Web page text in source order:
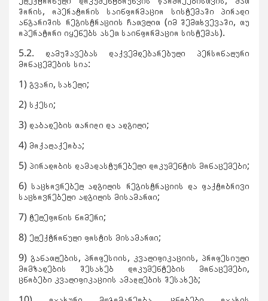
შორის, ოპერატორის საინფორმაციო სისტემაში პირადი
ანგარიშის რეგისტრაციის ჩათვლით (იმ შემთხვევაში, თუ
ოპერატორი იყენებს ასეთ საინფორმაციო სისტემას).
5.2. დამუშავებას დაქვემდებარებული პერსონალური
მონაცემების სია:
1) გვარი, სახელი;
2) სქესი;
3) დაბადების თარიღი და ადგილი;
4) მოქალაქეობა;
5) პირადობის დამადასტურებელი დოკუმენტის მონაცემები;
6) საცხოვრებელ ადგილის რეგისტრაციის და ფაქტობრივი
საცხოვრებელი ადგილის მისამართი;
7) ტელეფონის ნომერი;
8) ელექტრონული ფოსტის მისამართი;
9) განათლების, პროფესიის, კვალიფიკაციის, პროფესიული
მომზადების შესახებ დოკუმენტების მონაცემები,
ცნობები კვალიფიკაციის ამაღლების შესახებ;